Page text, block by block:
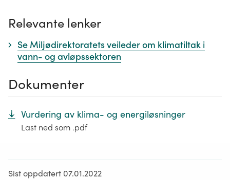
Relevante lenker
Se Miljødirektoratets veileder om klimatiltak i
vann- og avløpssektoren
Dokumenter
Vurdering av klima- og energiløsninger
Last ned som .pdf
Sist oppdatert 07.01.2022